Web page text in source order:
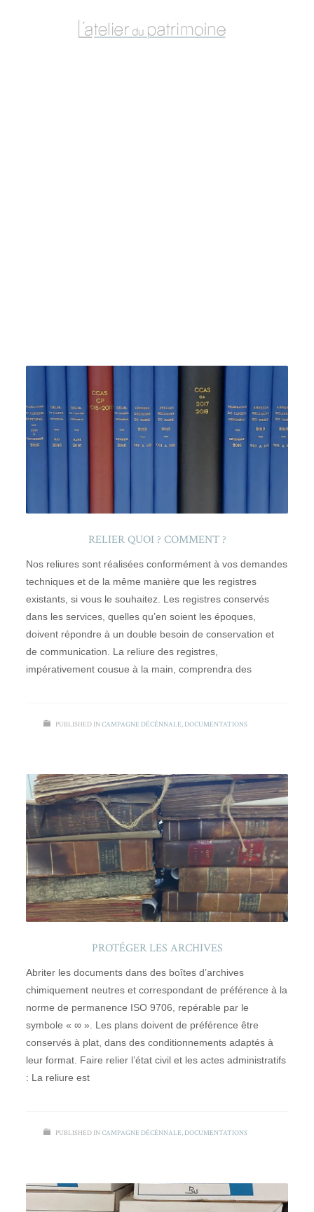
RELIER QUOI ? COMMENT ?
Nos reliures sont réalisées conformément à vos demandes
techniques et de la même manière que les registres
existants, si vous le souhaitez. Les registres conservés
dans les services, quelles qu’en soient les époques,
doivent répondre à un double besoin de conservation et
de communication. La reliure des registres,
impérativement cousue à la main, comprendra des
PUBLISHED IN CAMPAGNE DÉCÉNNALE, DOCUMENTATIONS
PROTÉGER LES ARCHIVES
Abriter les documents dans des boîtes d’archives
chimiquement neutres et correspondant de préférence à la
norme de permanence ISO 9706, repérable par le
symbole « ∞ ». Les plans doivent de préférence être
conservés à plat, dans des conditionnements adaptés à
leur format. Faire relier l’état civil et les actes administratifs
: La reliure est
PUBLISHED IN CAMPAGNE DÉCÉNNALE, DOCUMENTATIONS